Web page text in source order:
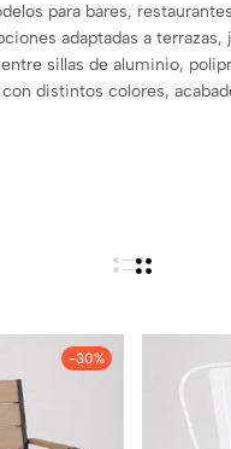
para bares,
adaptadas a
sillas de aluminio,
distintos colores,
puedas escoger según el
-30%